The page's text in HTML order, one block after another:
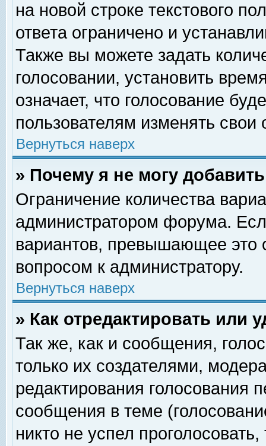
на новой строке текстового
ответа ограничено и
Также вы можете задать
голосовании, установить
означает, что голосование
пользователям изменять свои
Вернуться наверх
» Почему я не могу
Ограничение количества
администратором форума.
вариантов, превышающее это
вопросом к администратору.
Вернуться наверх
» Как отредактировать или
Так же, как и сообщения,
только их создателями,
редактирования голосования
сообщения в теме
никто не успел